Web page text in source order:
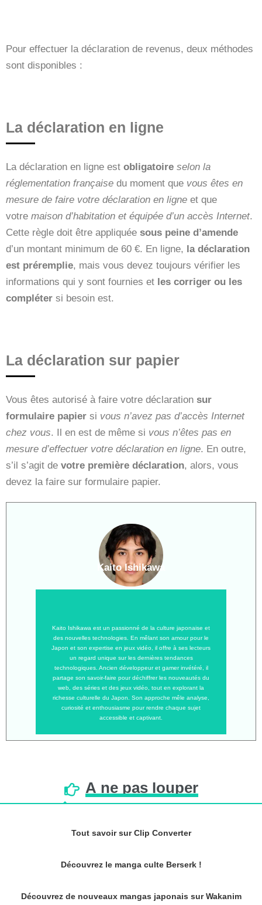
Pour effectuer la déclaration de revenus, deux méthodes
sont disponibles :
La déclaration en ligne
La déclaration en ligne est obligatoire selon la
réglementation française du moment que vous êtes en
mesure de faire votre déclaration en ligne et que
votre maison d’habitation et équipée d’un accès Internet.
Cette règle doit être appliquée sous peine d’amende
d’un montant minimum de 60 €. En ligne, la déclaration
est préremplie, mais vous devez toujours vérifier les
informations qui y sont fournies et les corriger ou les
compléter si besoin est.
La déclaration sur papier
Vous êtes autorisé à faire votre déclaration sur
formulaire papier si vous n’avez pas d’accès Internet
chez vous. Il en est de même si vous n’êtes pas en
mesure d’effectuer votre déclaration en ligne. En outre,
s’il s’agit de votre première déclaration, alors, vous
devez la faire sur formulaire papier.
Kaito Ishikawa est un passionné de la culture japonaise et
des nouvelles technologies. En mêlant son amour pour le
Japon et son expertise en jeux vidéo, il offre à ses lecteurs
un regard unique sur les dernières tendances
technologiques. Ancien développeur et gamer invétéré, il
partage son savoir-faire pour déchiffrer les nouveautés du
web, des séries et des jeux vidéo, tout en explorant la
richesse culturelle du Japon. Son approche mêle analyse,
curiosité et enthousiasme pour rendre chaque sujet
accessible et captivant.
Kaito Ishikawa
À ne pas louper
Tout savoir sur Clip Converter
Découvrez le manga culte Berserk !
Découvrez de nouveaux mangas japonais sur Wakanim